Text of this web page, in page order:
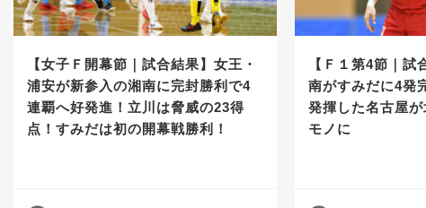
【女子Ｆ開幕節｜試合結果】女王・
浦安が新参入の湘南に完封勝利で4
連覇へ好発進！立川は脅威の23得
点！すみだは初の開幕戦勝利！
【Ｆ１第4節｜試
南がすみだに4発
発揮した名古屋
モノに